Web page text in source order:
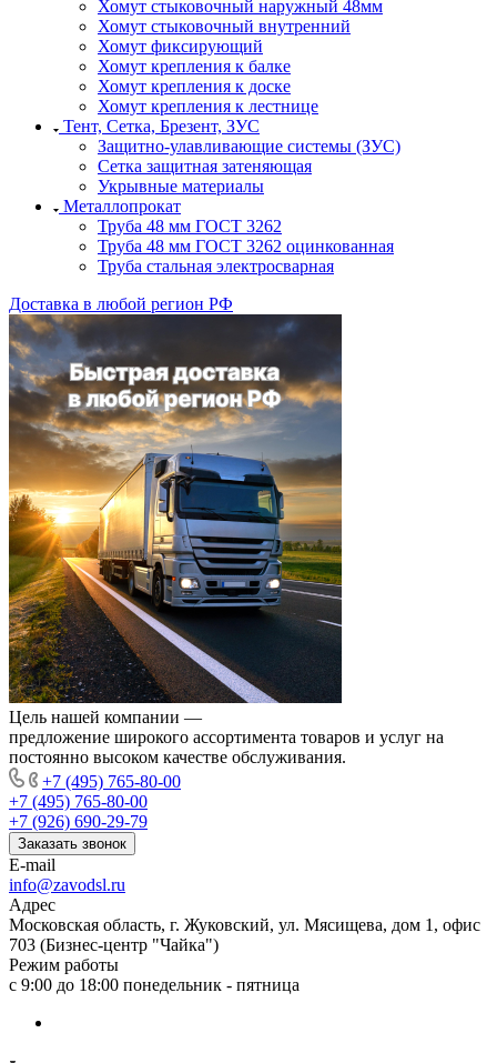
Хомут стыковочный наружный 48мм
Хомут стыковочный внутренний
Хомут фиксирующий
Хомут крепления к балке
Хомут крепления к доске
Хомут крепления к лестнице
Тент, Сетка, Брезент, ЗУС
Защитно-улавливающие системы (ЗУС)
Сетка защитная затеняющая
Укрывные материалы
Металлопрокат
Труба 48 мм ГОСТ 3262
Труба 48 мм ГОСТ 3262 оцинкованная
Труба стальная электросварная
Доставка в любой регион РФ
Цель нашей компании —
предложение широкого ассортимента товаров и услуг на
постоянно высоком качестве обслуживания.
+7 (495) 765-80-00
+7 (495) 765-80-00
+7 (926) 690-29-79
Заказать звонок
E-mail
info@zavodsl.ru
Адрес
Московская область, г. Жуковский, ул. Мясищева, дом 1, офис
703 (Бизнес-центр "Чайка")
Режим работы
с 9:00 до 18:00 понедельник - пятница